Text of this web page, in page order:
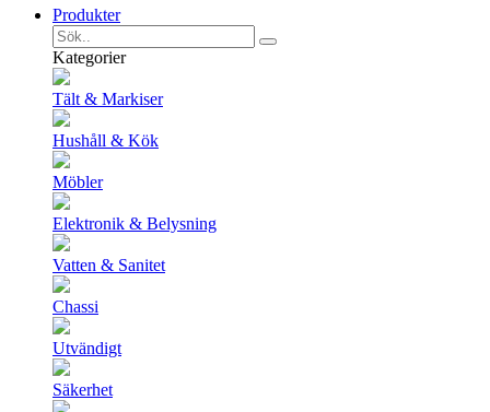
Produkter
Kategorier
Tält & Markiser
Hushåll & Kök
Möbler
Elektronik & Belysning
Vatten & Sanitet
Chassi
Utvändigt
Säkerhet